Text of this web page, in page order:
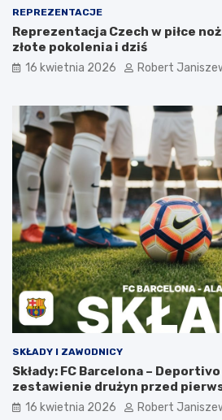
REPREZENTACJE
Reprezentacja Czech w piłce
złote pokolenia i dziś
16 kwietnia 2026 Robert
SKŁADY I ZAWODNICY
Składy: FC Barcelona –
zestawienie drużyn przed
16 kwietnia 2026 Robert